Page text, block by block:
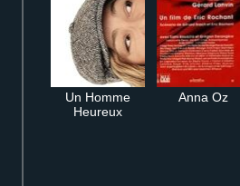
Un Homme
Heureux
Anna Oz